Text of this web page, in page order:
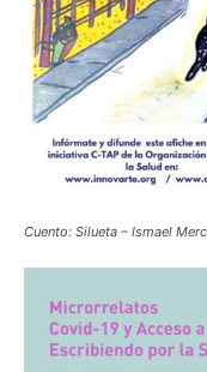
Cuento: Silueta – Ismael